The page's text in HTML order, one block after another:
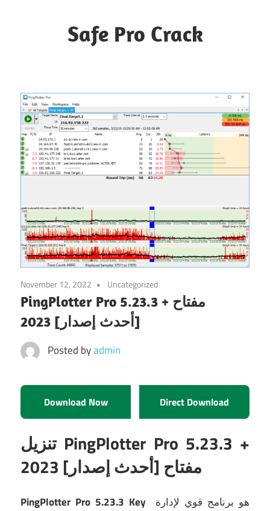
Safe Pro Crack
November 12, 2022 Uncategorized
PingPlotter Pro 5.23.3 + مفتاح
[أحدث إصدار] 2023
Posted byadmin
Download Now Direct Download
تنزيل PingPlotter Pro 5.23.3 +
مفتاح [أحدث إصدار] 2023
PingPlotter Pro 5.23.3 Key